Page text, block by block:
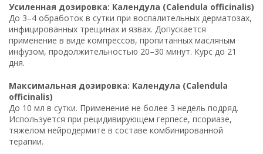
Усиленная дозировка: Календула (Calendula officinalis)
До 3–4 обработок в сутки при воспалительных дерматозах,
инфицированных трещинах и язвах. Допускается
применение в виде компрессов, пропитанных масляным
инфузом, продолжительностью 20–30 минут. Курс до 21
дня.
Максимальная дозировка: Календула (Calendula
officinalis)
До 10 мл в сутки. Применение не более 3 недель подряд.
Используется при рецидивирующем герпесе, псориазе,
тяжелом нейродермите в составе комбинированной
терапии.